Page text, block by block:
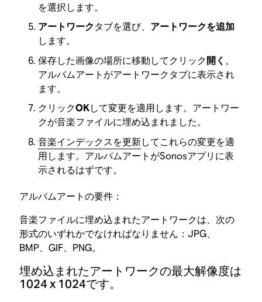
を選択します。
アートワークタブを選び、 アートワークを追加
します。
保存した画像の場所に移動してクリック開く 。
アルバムアートがアートワークタブに表示され
ます。
クリックOKして変更を適用します。アートワー
クが音楽ファイルに埋め込まれました。
音楽インデックスを更新してこれらの変更を適
用します。アルバムアートがSonosアプリに表
示されるはずです。
アルバムアートの要件：
音楽ファイルに埋め込まれたアートワークは、次の
形式のいずれかでなければなりません：JPG、
BMP、GIF、PNG。
埋め込まれたアートワークの最大解像度は
1024 x 1024です。